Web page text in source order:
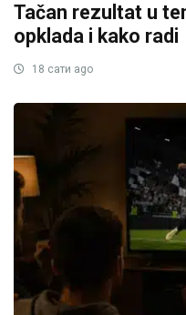
Tačan rezultat u
opklada i kako radi
18 сати ago